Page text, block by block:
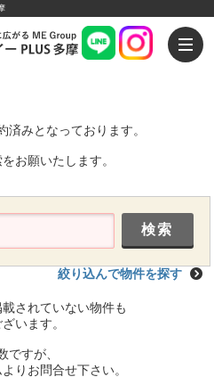
済みとなっております。
お願いたします。
絞り込んで物件を探す
されていない物件も
います。
ですが、
りお問合せ下さい。